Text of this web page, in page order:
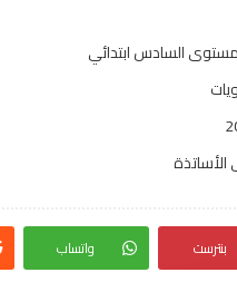
السادس ابتدائي
الأساتذة
بنترست واتساب